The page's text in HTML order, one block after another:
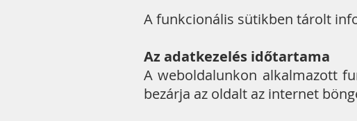
A funkcionális sütikben tárolt
Az adatkezelés időtartama
A weboldalunkon alkalmazott
bezárja az oldalt az internet